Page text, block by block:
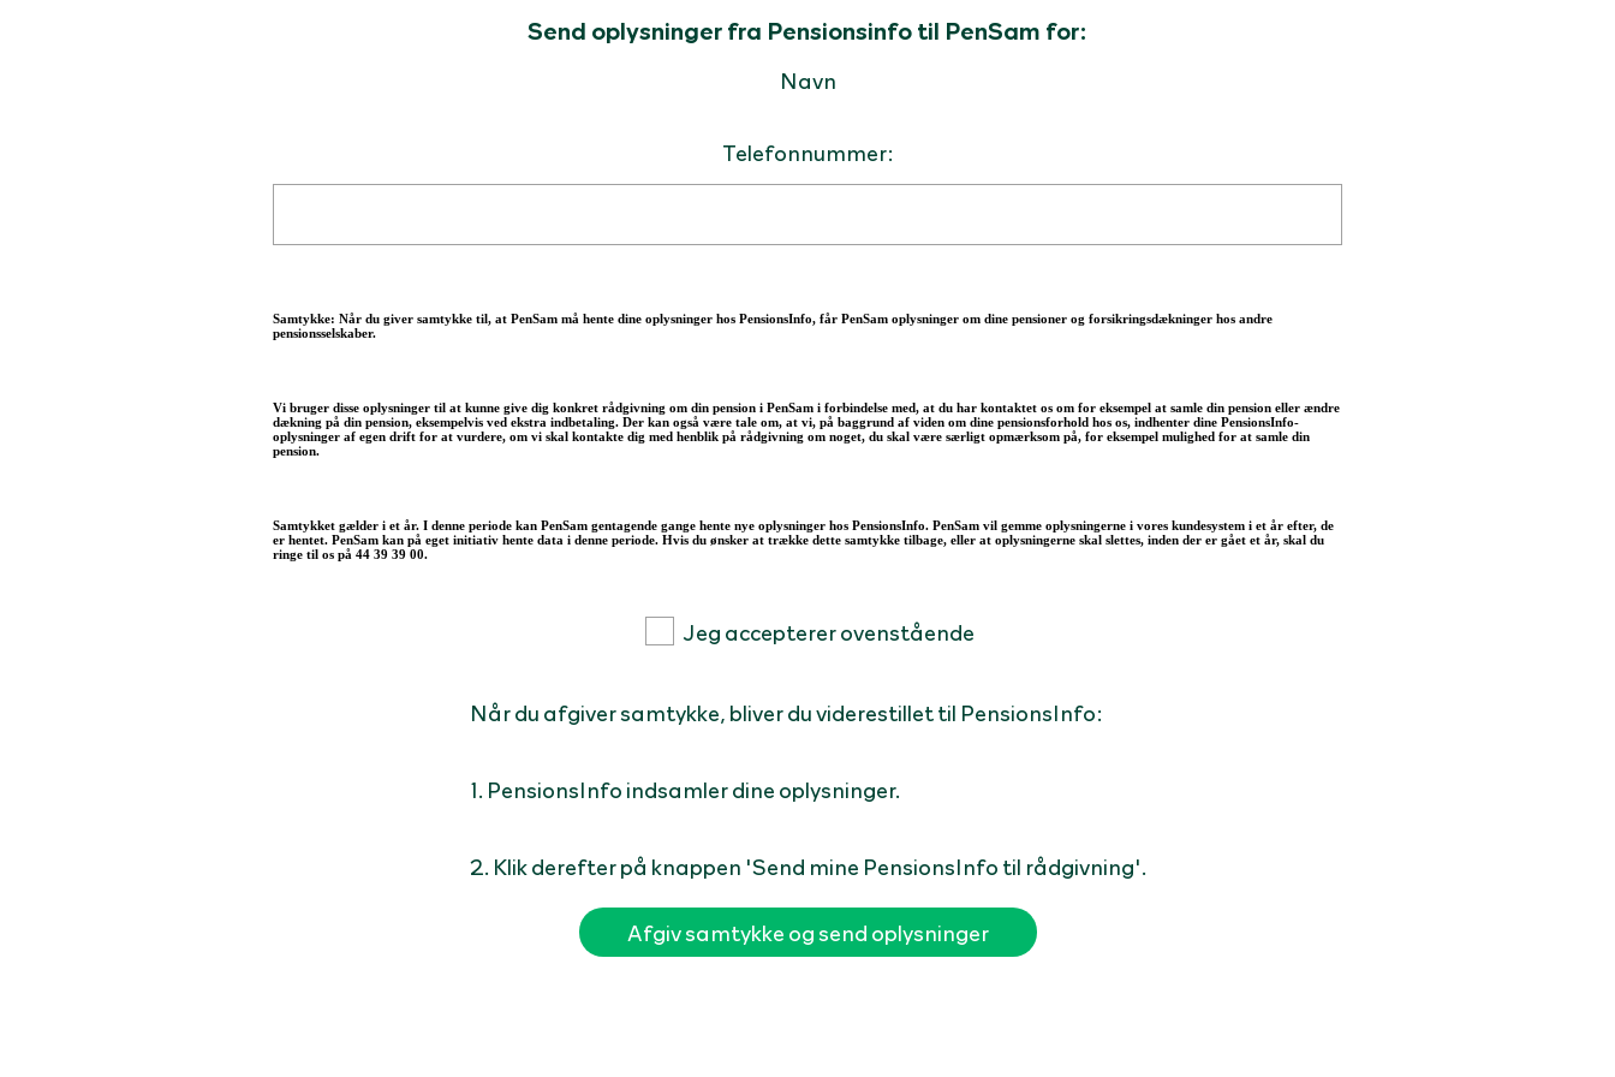
Send oplysninger fra Pensionsinfo til PenSam for:
Navn
Telefonnummer:
Samtykke: Når du giver samtykke til, at PenSam må hente dine oplysninger hos PensionsInfo, får PenSam oplysninger om dine pensioner og forsikringsdækninger hos andre
pensionsselskaber.
Vi bruger disse oplysninger til at kunne give dig konkret rådgivning om din pension i PenSam i forbindelse med, at du har kontaktet os om for eksempel at samle din pension eller ændre
dækning på din pension, eksempelvis ved ekstra indbetaling. Der kan også være tale om, at vi, på baggrund af viden om dine pensionsforhold hos os, indhenter dine PensionsInfo-
oplysninger af egen drift for at vurdere, om vi skal kontakte dig med henblik på rådgivning om noget, du skal være særligt opmærksom på, for eksempel mulighed for at samle din
pension.
Samtykket gælder i et år. I denne periode kan PenSam gentagende gange hente nye oplysninger hos PensionsInfo. PenSam vil gemme oplysningerne i vores kundesystem i et år efter, de
er hentet. PenSam kan på eget initiativ hente data i denne periode. Hvis du ønsker at trække dette samtykke tilbage, eller at oplysningerne skal slettes, inden der er gået et år, skal du
ringe til os på 44 39 39 00.
Jeg accepterer ovenstående
Når du afgiver samtykke, bliver du viderestillet til PensionsInfo:
1. PensionsInfo indsamler dine oplysninger.
2. Klik derefter på knappen 'Send mine PensionsInfo til rådgivning'.